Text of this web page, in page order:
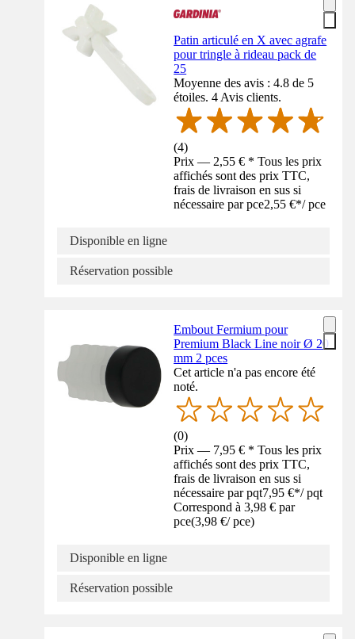
Patin articulé en X avec agrafe
pour tringle à rideau pack de
25
Moyenne des avis : 4.8 de 5
étoiles. 4 Avis clients.
(4)
Prix — 2,55 € * Tous les prix
affichés sont des prix TTC,
frais de livraison en sus si
nécessaire par pce2,55 €*/ pce
Disponible en ligne
Réservation possible
Embout Fermium pour
Premium Black Line noir Ø 20
mm 2 pces
Cet article n'a pas encore été
noté.
(0)
Prix — 7,95 € * Tous les prix
affichés sont des prix TTC,
frais de livraison en sus si
nécessaire par pqt7,95 €*/ pqt
Correspond à 3,98 € par
pce(3,98 €/ pce)
Disponible en ligne
Réservation possible